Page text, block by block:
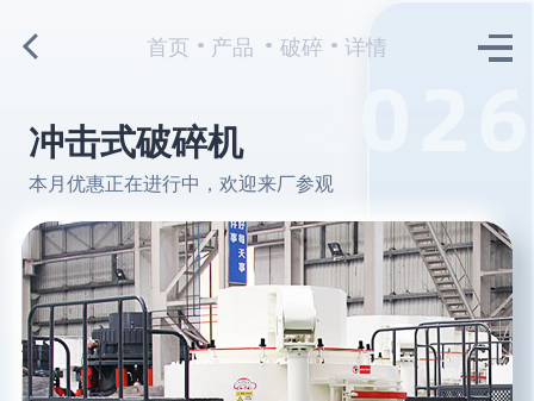
首页 产品 破碎 详情
冲击式破碎机
本月优惠正在进行中，欢迎来厂参观